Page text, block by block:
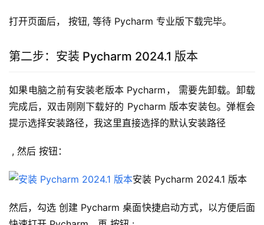
打开页面后， 按钮, 等待 Pycharm 专业版下载完毕。
第二步：安装 Pycharm 2024.1 版本
如果电脑之前有安装老版本 Pycharm， 需要先卸载。卸载
完成后，双击刚刚下载好的 Pycharm 版本安装包。弹框会
提示选择安装路径，我这里直接选择的默认安装路径
, 然后 按钮：
安装 Pycharm 2024.1 版本
然后，勾选 创建 Pycharm 桌面快捷启动方式，以方便后面